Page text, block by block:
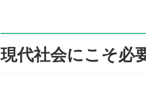
現代社会にこそ必